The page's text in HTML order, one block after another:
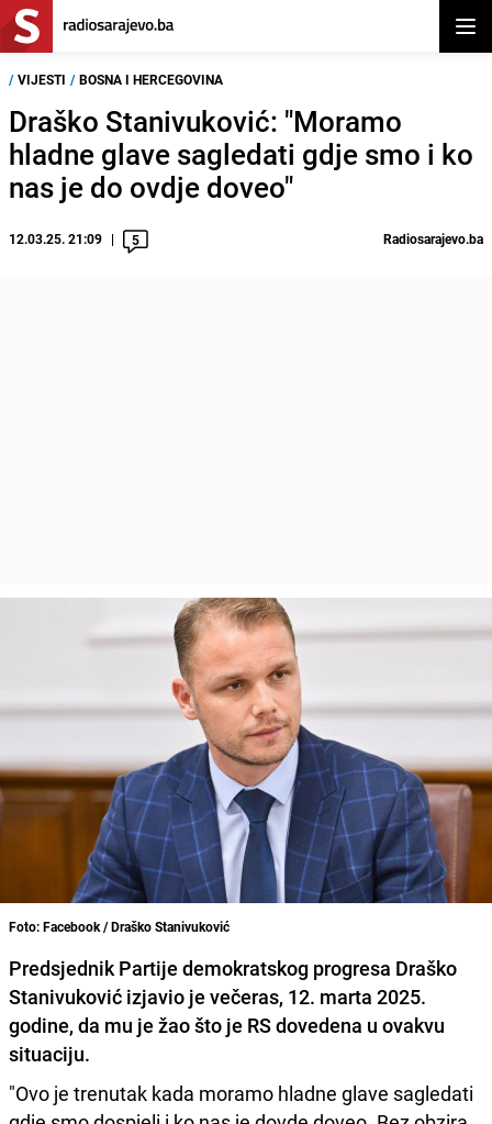
/ VIJESTI / BOSNA I HERCEGOVINA
Draško Stanivuković: "Moramo
hladne glave sagledati gdje smo i ko
nas je do ovdje doveo"
12.03.25. 21:09 5 Radiosarajevo.ba
Foto: Facebook / Draško Stanivuković
Predsjednik Partije demokratskog progresa Draško
Stanivuković izjavio je večeras, 12. marta 2025.
godine, da mu je žao što je RS dovedena u ovakvu
situaciju.
"Ovo je trenutak kada moramo hladne glave sagledati